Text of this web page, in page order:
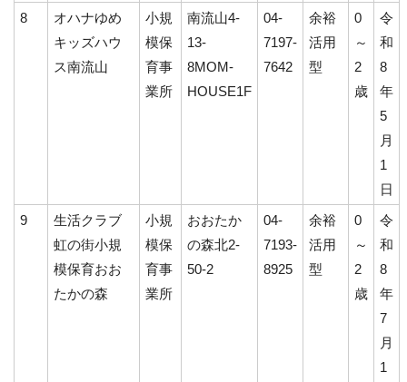
8
オハナゆめ
キッズハウ
ス南流山
小規
模保
育事
業所
南流山4-
13-
8MOM-
HOUSE1F
04-
7197-
7642
余裕
活用
型
0
～
2
歳
令
和
8
年
5
月
1
日
9
生活クラブ
虹の街小規
模保育おお
たかの森
小規
模保
育事
業所
おおたか
の森北2-
50-2
04-
7193-
8925
余裕
活用
型
0
～
2
歳
令
和
8
年
7
月
1